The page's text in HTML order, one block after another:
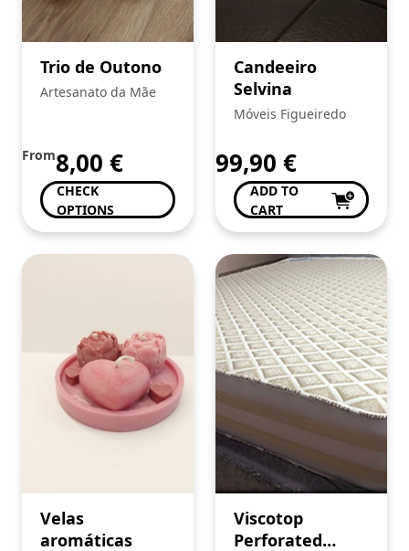
Trio de Outono
Artesanato da Mãe
From8,00 €
CHECK
OPTIONS
Candeeiro
Selvina
Móveis Figueiredo
99,90 €
ADD TO
CART
Velas
aromáticas
Viscotop
Perforated